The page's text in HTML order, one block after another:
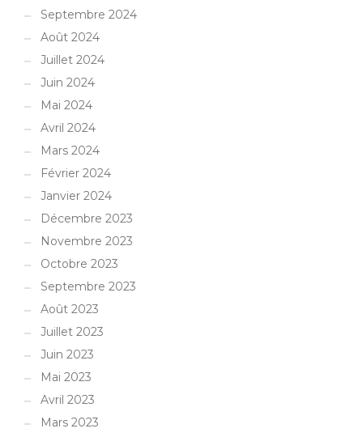
Septembre 2024
Août 2024
Juillet 2024
Juin 2024
Mai 2024
Avril 2024
Mars 2024
Février 2024
Janvier 2024
Décembre 2023
Novembre 2023
Octobre 2023
Septembre 2023
Août 2023
Juillet 2023
Juin 2023
Mai 2023
Avril 2023
Mars 2023